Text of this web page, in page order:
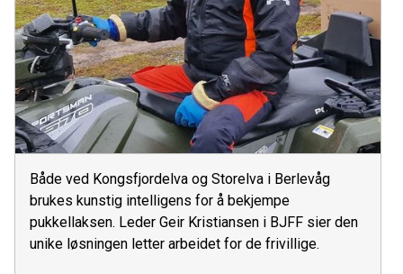
Både ved Kongsfjordelva og Storelva i Berlevåg
brukes kunstig intelligens for å bekjempe
pukkellaksen. Leder Geir Kristiansen i BJFF sier den
unike løsningen letter arbeidet for de frivillige.